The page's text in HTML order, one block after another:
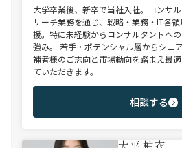
大学卒業後、新卒で当社入社。コンサ
サーチ業務を通じ、戦略・業務・IT各
援。特に未経験からコンサルタントへ
強み。 若手・ポテンシャル層からシニ
補者様のご志向と市場動向を踏まえ最
ていただきます。
相談する